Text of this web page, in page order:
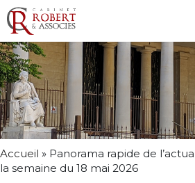
Accueil » Panorama rapide de
la semaine du 18 mai 2026